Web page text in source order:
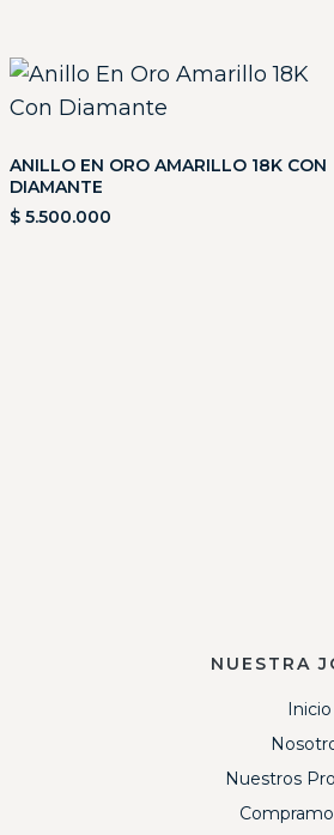
ANILLO EN ORO AMARILLO 18K CON
DIAMANTE
$ 5.500.000
NUESTRA
Inicio
Nuestros